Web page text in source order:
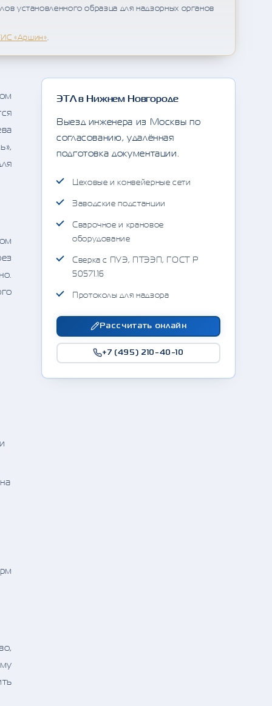
установленного образца для надзорных органов
«Аршин».
ЭТЛ в Нижнем Новгороде
Выезд инженера из Москвы по
согласованию, удалённая
подготовка документации.
Цеховые и конвейерные сети
Заводские подстанции
Сварочное и крановое
оборудование
Сверка с ПУЭ, ПТЭЭП, ГОСТ Р
50571.16
Протоколы для надзора
Рассчитать онлайн
+7 (495) 210-40-10